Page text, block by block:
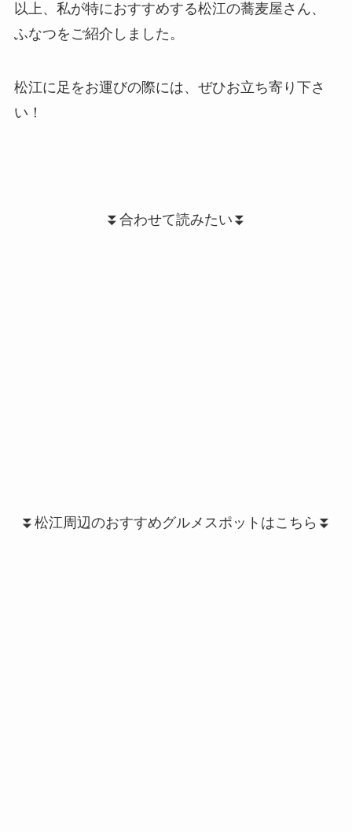
以上、私が特におすすめする松江の蕎麦屋さん、
ふなつをご紹介しました。
松江に足をお運びの際には、ぜひお立ち寄り下さ
い！
⏬合わせて読みたい⏬
⏬松江周辺のおすすめグルメスポットはこちら⏬